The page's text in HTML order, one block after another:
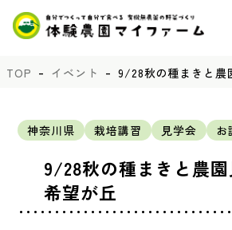
TOP イベント 9/28秋の種まきと農
神奈川県 栽培講習 見学会 お
9/28秋の種まきと農
希望が丘